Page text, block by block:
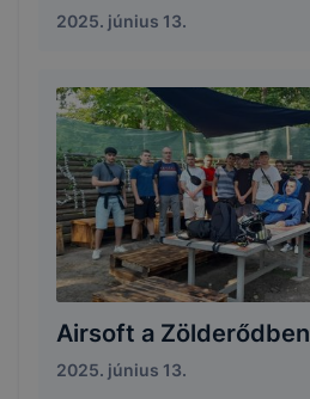
2025. június 13.
Airsoft a Zölderődben
2025. június 13.